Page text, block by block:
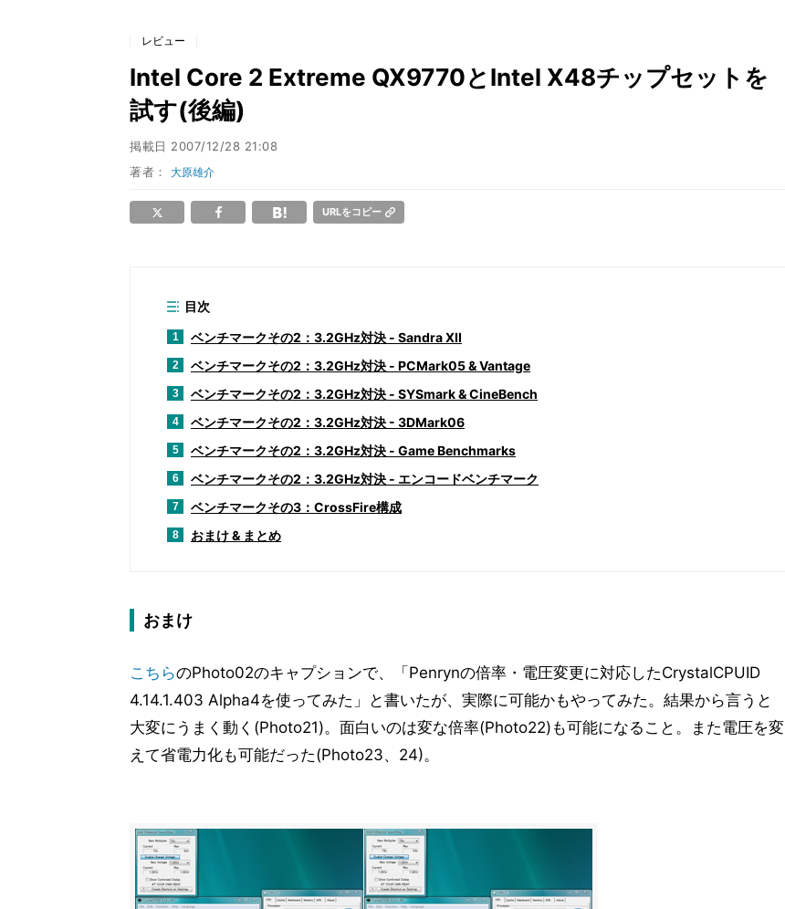
レビュー
Intel Core 2 Extreme QX9770とIntel X48チップセットを
試す(後編)
掲載日 2007/12/28 21:08
著者：大原雄介
URLをコピー
目次
1 ベンチマークその2：3.2GHz対決 - Sandra XII
2 ベンチマークその2：3.2GHz対決 - PCMark05 & Vantage
3 ベンチマークその2：3.2GHz対決 - SYSmark & CineBench
4 ベンチマークその2：3.2GHz対決 - 3DMark06
5 ベンチマークその2：3.2GHz対決 - Game Benchmarks
6 ベンチマークその2：3.2GHz対決 - エンコードベンチマーク
7 ベンチマークその3：CrossFire構成
8 おまけ & まとめ
おまけ
こちらのPhoto02のキャプションで、「Penrynの倍率・電圧変更に対応したCrystalCPUID
4.14.1.403 Alpha4を使ってみた」と書いたが、実際に可能かもやってみた。結果から言うと
大変にうまく動く(Photo21)。面白いのは変な倍率(Photo22)も可能になること。また電圧を変
えて省電力化も可能だった(Photo23、24)。